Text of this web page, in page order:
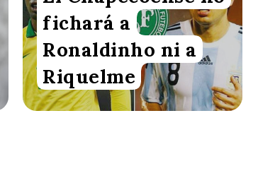
fichará a
Ronaldinho ni a
Riquelme